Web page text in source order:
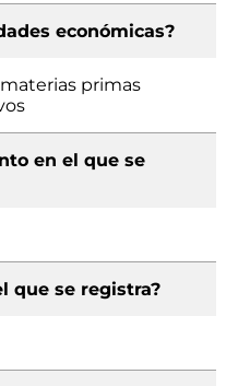
económicas?
primas
en el que se
que se registra?